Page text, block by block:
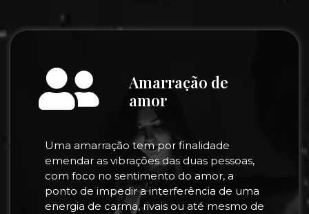
Amarração de
amor
Uma amarração tem por finalidade
emendar as vibrações das duas pessoas,
com foco no sentimento do amor, a
ponto de impedir a interferência de uma
energia de carma, rivais ou até mesmo de